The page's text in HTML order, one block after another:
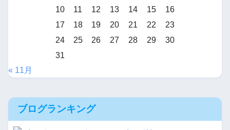
10
11 12 13 14 15
16
17
18 19 20 21 22
23
24
25 26 27 28 29
30
31
« 11月
ブログランキング